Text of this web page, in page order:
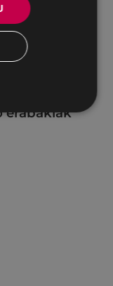
27an
erabakiak